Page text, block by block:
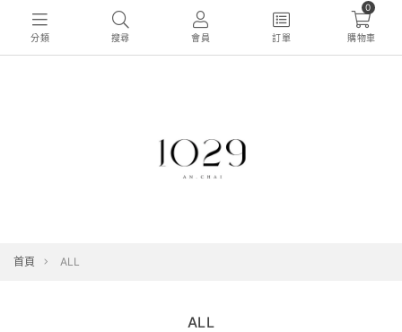
分類 搜尋 會員 訂單
0
購物車
首頁 ALL
ALL